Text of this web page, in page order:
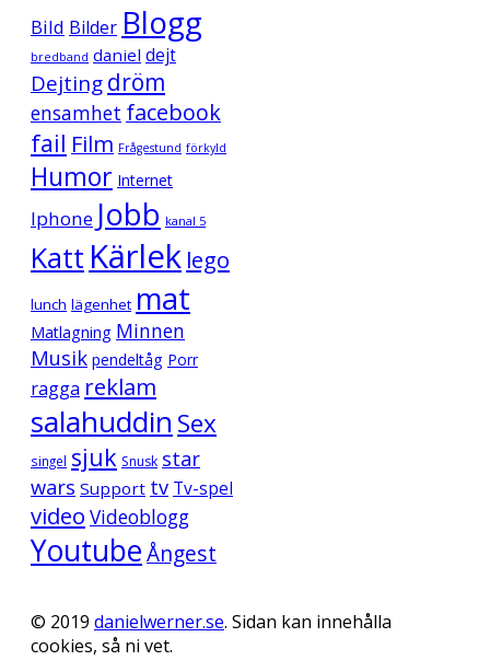
Bild Bilder Blogg
bredband daniel dejt
Dejtingdröm
ensamhet facebook
fail Film Frågestund förkyld
Humor Internet
Iphone Jobb kanal 5
Katt Kärlek lego
lunch lägenhet mat
Matlagning Minnen
Musik pendeltåg Porr
ragga reklam
salahuddin Sex
singel sjuk Snusk star
wars Support tv Tv-spel
video Videoblogg
YoutubeÅngest
© 2019 danielwerner.se. Sidan kan innehålla
cookies, så ni vet.